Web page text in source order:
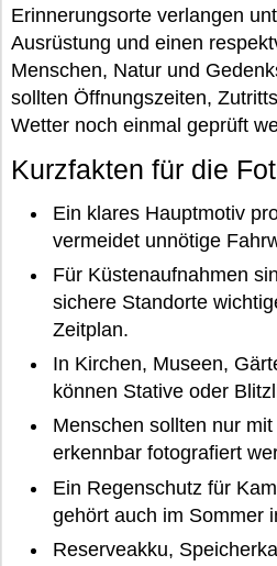
Erinnerungsorte verlangen
Ausrüstung und einen
Menschen, Natur und
sollten Öffnungszeiten,
Wetter noch einmal geprüft
Kurzfakten für die
Ein klares Hauptmotiv
vermeidet unnötige
Für Küstenaufnahmen
sichere Standorte
Zeitplan.
In Kirchen, Museen,
können Stative oder
Menschen sollten nur
erkennbar fotografiert
Ein Regenschutz für
gehört auch im Sommer
Reserveakku,